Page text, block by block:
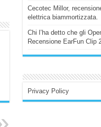
Cecotec Millor,
elettrica biammortizzata.
Chi l’ha detto che gli
Recensione EarFun Clip
Privacy Policy